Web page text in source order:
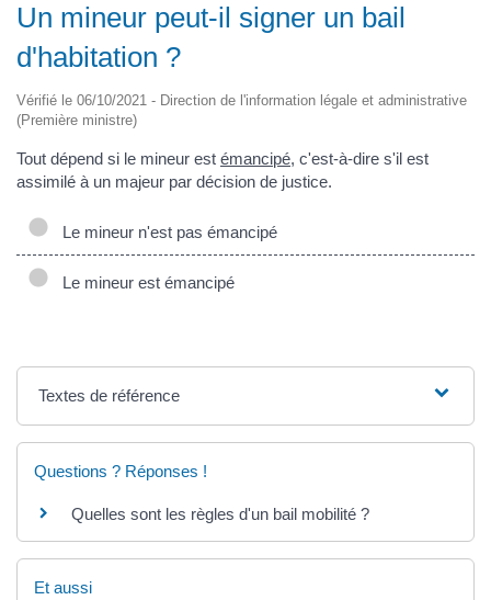
Un mineur peut-il signer un bail
d'habitation ?
Vérifié le 06/10/2021 - Direction de l'information légale et administrative
(Première ministre)
Tout dépend si le mineur est émancipé, c'est-à-dire s'il est
assimilé à un majeur par décision de justice.
Le mineur n'est pas émancipé
Le mineur est émancipé
Textes de référence
Questions ? Réponses !
Quelles sont les règles d'un bail mobilité ?
Et aussi